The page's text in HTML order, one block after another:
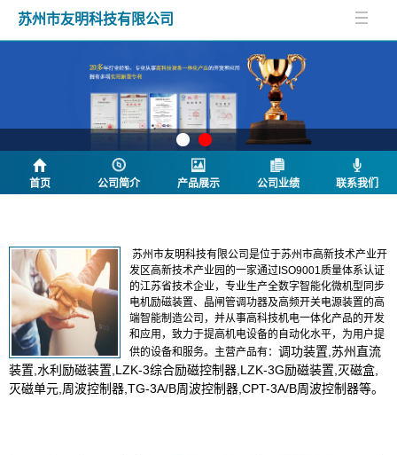
苏州市友明科技有限公司
首页 公司简介 产品展示 公司业绩 联系我们
苏州市友明科技有限公司是位于苏州市高新技术产业开
发区高新技术产业园的一家通过ISO9001质量体系认证
的江苏省技术企业，专业生产全数字智能化微机型同步
电机励磁装置、晶闸管调功器及高频开关电源装置的高
端智能制造公司，并从事高科技机电一体化产品的开发
和应用，致力于提高机电设备的自动化水平，为用户提
供的设备和服务。主营产品有： 调功装置,苏州直流
装置,水利励磁装置,LZK-3综合励磁控制器,LZK-3G励磁装置,灭磁盒,
灭磁单元,周波控制器,TG-3A/B周波控制器,CPT-3A/B周波控制器等。